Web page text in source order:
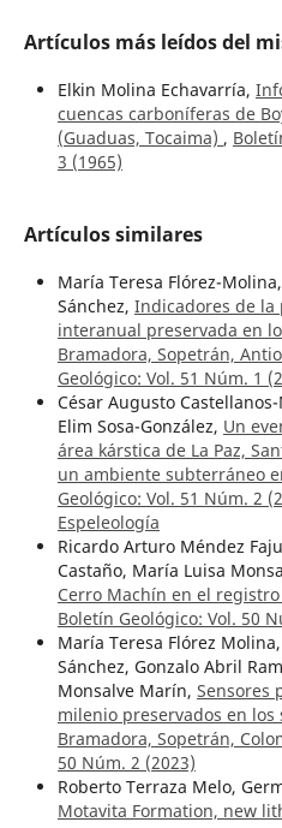
Artículos más leídos del
Elkin Molina Echavarría,
cuencas carboníferas de
(Guaduas, Tocaima) ,
3 (1965)
Artículos similares
María Teresa Flórez-
Sánchez, Indicadores de la
interanual preservada en
Bramadora, Sopetrán,
Geológico: Vol. 51 Núm. 1
César Augusto
Elim Sosa-González, Un
área kárstica de La Paz,
un ambiente subterráneo
Geológico: Vol. 51 Núm. 2
Espeleología
Ricardo Arturo Méndez
Castaño, María Luisa
Cerro Machín en el
Boletín Geológico: Vol. 50
María Teresa Flórez
Sánchez, Gonzalo Abril
Monsalve Marín, Sensores
milenio preservados en los
Bramadora, Sopetrán,
50 Núm. 2 (2023)
Roberto Terraza Melo,
Motavita Formation, new